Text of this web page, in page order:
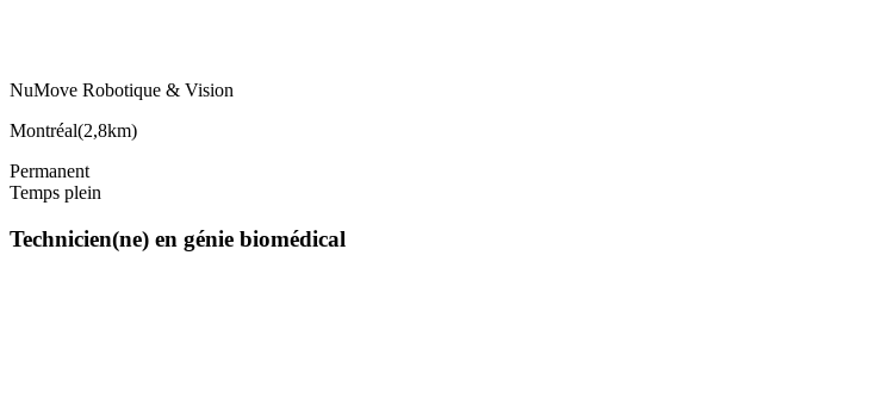
NuMove Robotique & Vision
Montréal(2,8km)
Permanent
Temps plein
Technicien(ne) en génie biomédical